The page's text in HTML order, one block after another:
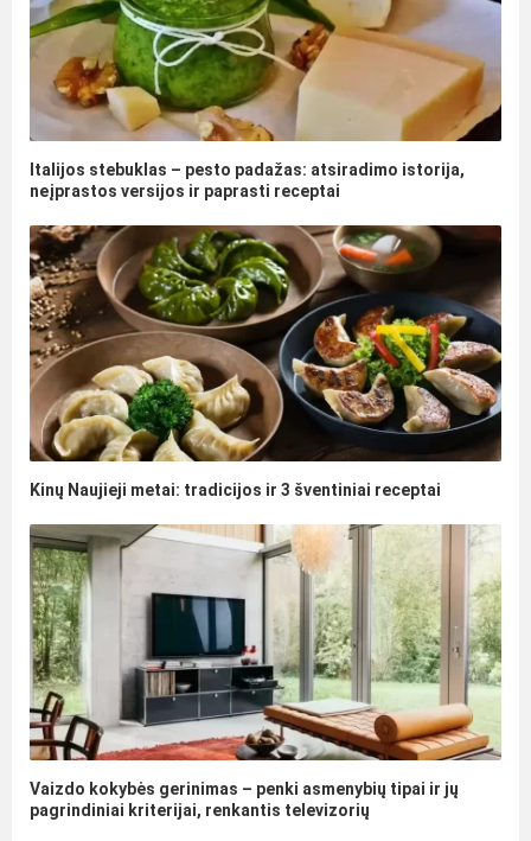
Italijos stebuklas – pesto padažas: atsiradimo istorija,
neįprastos versijos ir paprasti receptai
Kinų Naujieji metai: tradicijos ir 3 šventiniai receptai
Vaizdo kokybės gerinimas – penki asmenybių tipai ir jų
pagrindiniai kriterijai, renkantis televizorių